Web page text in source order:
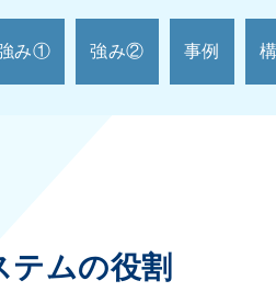
み① 強み② 事例
テムの役割